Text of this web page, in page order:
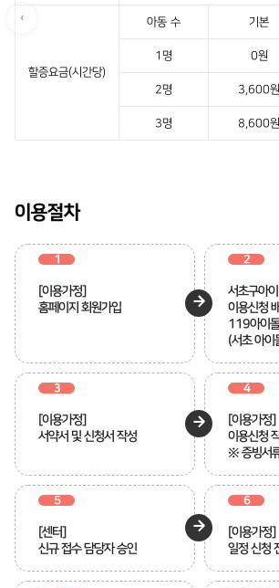
‹
할증요금(시간당)
아동 수 기본
1명 0원
2명 3,600원
3명 8,600원
이용절차
1
[이용가정]
홈페이지 회원가입
2
서초구아
이용신청
119아이
(서초 아이
3
[이용가정]
서약서 및 신청서 작성
4
[이용가정]
이용신청
※ 증빙서
5
[센터]
신규 접수 담당자 승인
6
[이용가정]
일정 신청